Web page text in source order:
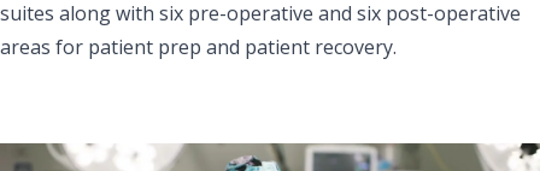
suites along with six pre-operative and six post-operative
areas for patient prep and patient recovery.